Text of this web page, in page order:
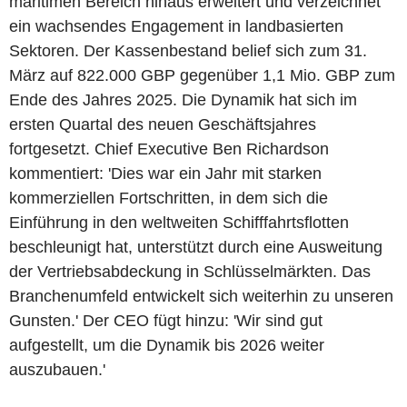
ein wachsendes Engagement in landbasierten
Sektoren. Der Kassenbestand belief sich zum 31.
März auf 822.000 GBP gegenüber 1,1 Mio. GBP zum
Ende des Jahres 2025. Die Dynamik hat sich im
ersten Quartal des neuen Geschäftsjahres
fortgesetzt. Chief Executive Ben Richardson
kommentiert: 'Dies war ein Jahr mit starken
kommerziellen Fortschritten, in dem sich die
Einführung in den weltweiten Schifffahrtsflotten
beschleunigt hat, unterstützt durch eine Ausweitung
der Vertriebsabdeckung in Schlüsselmärkten. Das
Branchenumfeld entwickelt sich weiterhin zu unseren
Gunsten.' Der CEO fügt hinzu: 'Wir sind gut
aufgestellt, um die Dynamik bis 2026 weiter
auszubauen.'